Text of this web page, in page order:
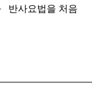
반사요법을 처음